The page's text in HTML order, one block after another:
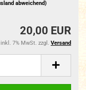
abweichend)
20,00 EUR
inkl. 7% MwSt. zzgl. Versand